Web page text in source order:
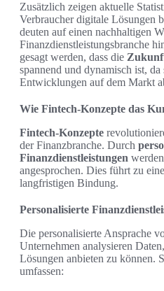
Zusätzlich zeigen aktuelle
Verbraucher digitale Lösungen
deuten auf einen nachhaltigen
Finanzdienstleistungsbranche
gesagt werden, dass die
spannend und dynamisch ist, da
Entwicklungen auf dem Markt
Wie Fintech-Konzepte das
Fintech-Konzepte
der Finanzbranche. Durch
Finanzdienstleistungen
angesprochen. Dies führt zu
langfristigen Bindung.
Personalisierte
Die personalisierte Ansprache
Unternehmen analysieren
Lösungen anbieten zu können.
umfassen: